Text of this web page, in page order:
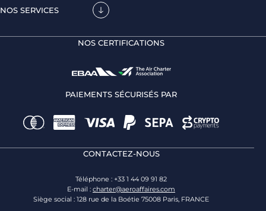
NOS SERVICES
NOS CERTIFICATIONS
PAIEMENTS SÉCURISÉS PAR
CONTACTEZ-NOUS
Téléphone : +33 1 44 09 91 82
E-mail : charter@aeroaffaires.com
Siège social : 128 rue de la Boétie 75008 Paris, FRANCE